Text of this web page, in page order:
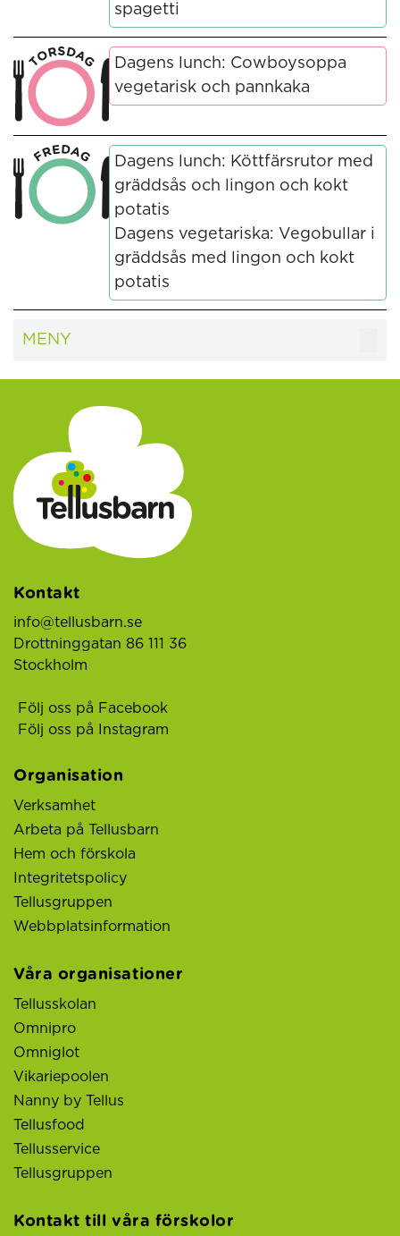
spagetti
Dagens lunch: Cowboysoppa
vegetarisk och pannkaka
Dagens lunch: Köttfärsrutor med
gräddsås och lingon och kokt
potatis
Dagens vegetariska: Vegobullar i
gräddsås med lingon och kokt
potatis
MENY
Kontakt
info@tellusbarn.se
Drottninggatan 86 111 36
Stockholm
Följ oss på Facebook
Följ oss på Instagram
Organisation
Verksamhet
Arbeta på Tellusbarn
Hem och förskola
Integritetspolicy
Tellusgruppen
Webbplatsinformation
Våra organisationer
Tellusskolan
Omnipro
Omniglot
Vikariepoolen
Nanny by Tellus
Tellusfood
Tellusservice
Tellusgruppen
Kontakt till våra förskolor